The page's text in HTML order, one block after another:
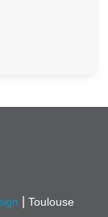
Toulouse